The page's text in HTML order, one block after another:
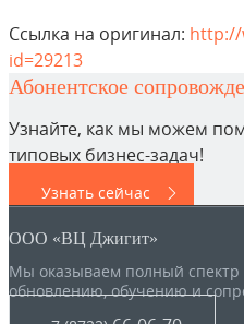
Ссылка на оригинал: http://
id=29213
Абонентское
Узнайте, как мы можем
типовых бизнес-задач!
Узнать сейчас
ООО «ВЦ Джигит»
Мы оказываем полный спектр
обновлению, обучению и